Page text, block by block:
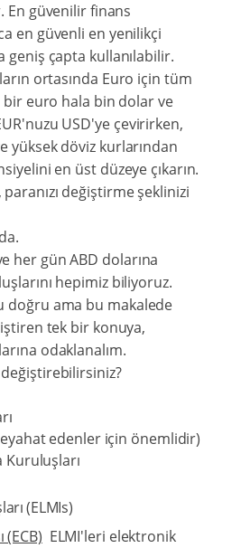
En güvenilir finans
en güvenli en yenilikçi
çapta kullanılabilir.
ortasında Euro için tüm
euro hala bin dolar ve
USD'ye çevirirken,
yüksek döviz kurlarından
en üst düzeye çıkarın.
değiştirme şeklinizi
her gün ABD dolarına
hepimiz biliyoruz.
doğru ama bu makalede
tek bir konuya,
odaklanalım.
değiştirebilirsiniz?
edenler için önemlidir)
Kuruluşları
(ELMIs)
ELMI'leri elektronik